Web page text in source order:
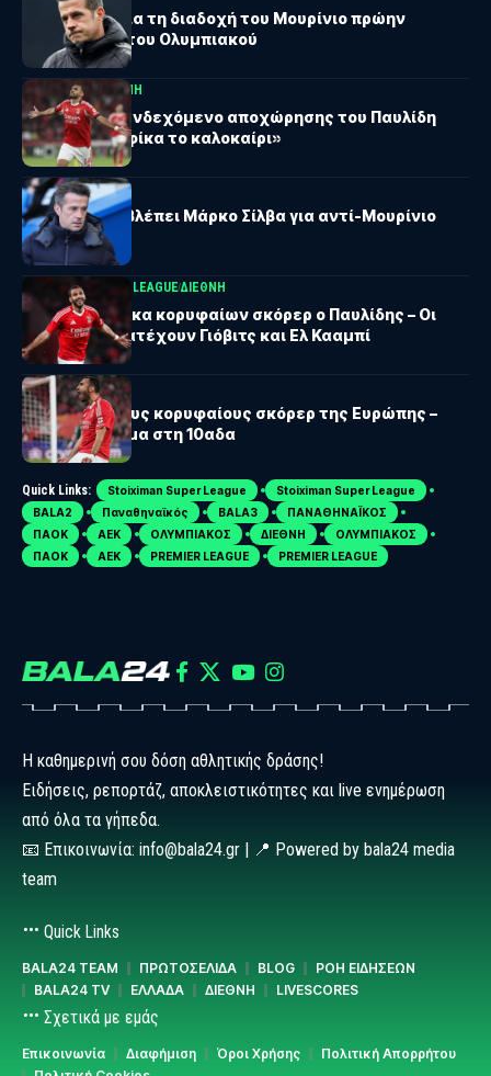
Υποψήφιος για τη διαδοχή του Μουρίνιο πρώην
προπονητής του Ολυμπιακού
BUNDESLIGA ΔΙΕΘΝΗ
«Ανοικτό το ενδεχόμενο αποχώρησης του Παυλίδη
από τη Μπενφίκα το καλοκαίρι»
ΔΙΕΘΝΗ
Η Μπενφίκα βλέπει Μάρκο Σίλβα για αντί-Μουρίνιο
STOIXIMAN SUPER LEAGUEΔΙΕΘΝΗ
Εντός των δέκα κορυφαίων σκόρερ ο Παυλίδης – Οι
θέσεις που κατέχουν Γιόβιτς και Ελ Κααμπί
ΕΠΙΚΑΙΡΌΤΗΤΑ
Η λίστα με τους κορυφαίους σκόρερ της Ευρώπης –
Ελληνικό όνομα στη 10αδα
Quick Links: Stoiximan Super League
Stoiximan Super League
BALA2
Παναθηναϊκός BALA3
ΠΑΝΑΘΗΝΑΪΚΟΣ
ΠΑΟΚ
ΑΕΚ ΟΛΥΜΠΙΑΚΟΣ ΔΙΕΘΝΗ
ΟΛΥΜΠΙΑΚΟΣ
ΠΑΟΚ
ΑΕΚ PREMIER LEAGUE PREMIER LEAGUE
Η καθημερινή σου δόση αθλητικής δράσης!
Ειδήσεις, ρεπορτάζ, αποκλειστικότητες και live ενημέρωση
από όλα τα γήπεδα.
📧 Επικοινωνία: info@bala24.gr | 📍 Powered by bala24 media
team
Quick Links
BALA24 TEAM ΠΡΩΤΟΣΕΛΙΔΑ BLOG
ΡΟΗ ΕΙΔΗΣΕΩΝ
BALA24 TV
ΕΛΛΑΔΑ ΔΙΕΘΝΗ LIVESCORES
Σχετικά με εμάς
Επικοινωνία Διαφήμιση Όροι Χρήσης
Πολιτική Απορρήτου